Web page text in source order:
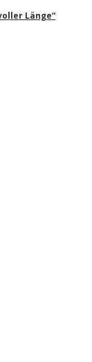
Länge“